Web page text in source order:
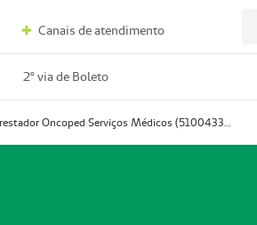
Canais de atendimento
2º via de Boleto
Prestador Oncoped Serviços Médicos (51004335-0)